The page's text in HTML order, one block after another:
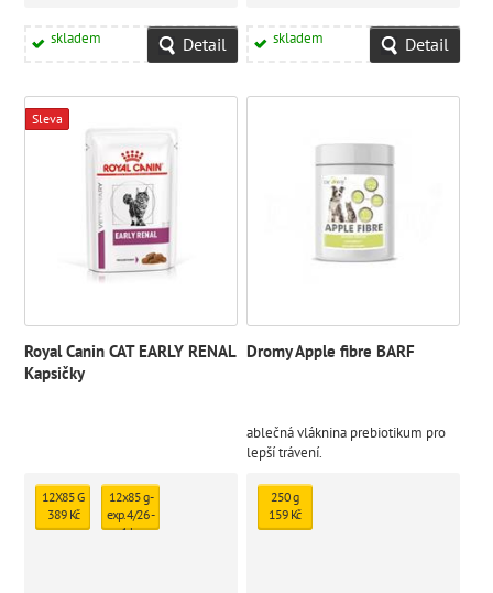
skladem Detail skladem Detail
Sleva
Royal Canin CAT EARLY RENAL
Kapsičky
12X85 G
389 Kč
12x85 g -
exp. 4/26 -
1 ks
Dromy Apple fibre BARF
ablečná vláknina prebiotikum pro
lepší trávení.
250 g
159 Kč